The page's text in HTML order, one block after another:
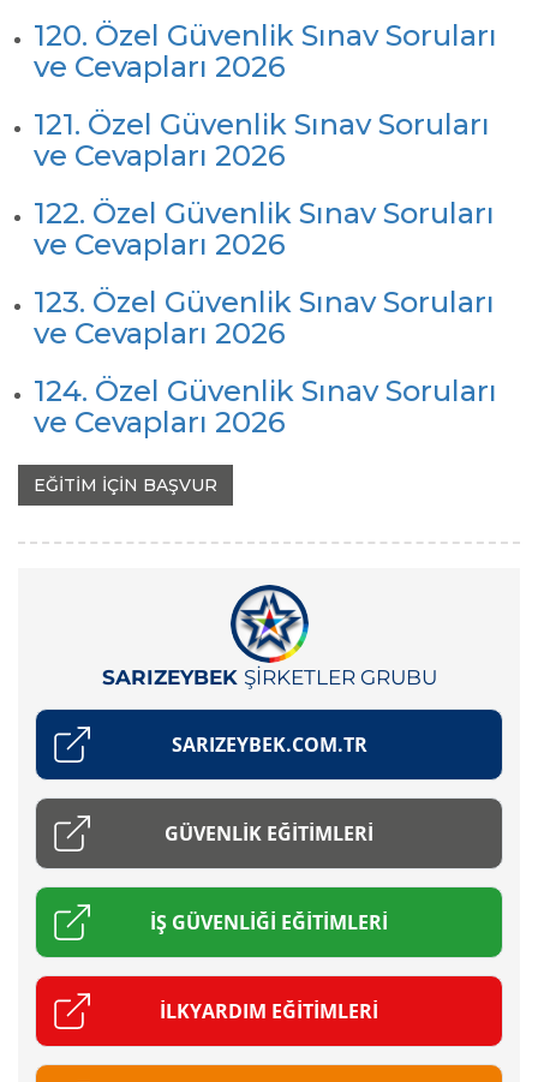
120. Özel Güvenlik Sınav Soruları
ve Cevapları 2026
121. Özel Güvenlik Sınav Soruları
ve Cevapları 2026
122. Özel Güvenlik Sınav Soruları
ve Cevapları 2026
123. Özel Güvenlik Sınav Soruları
ve Cevapları 2026
124. Özel Güvenlik Sınav Soruları
ve Cevapları 2026
EĞİTİM İÇİN BAŞVUR